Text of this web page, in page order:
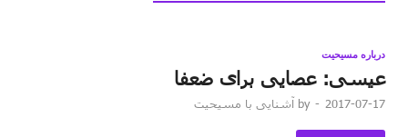
درباره مسیحیت
عیسی: عصایی برای ضعفا
2017-07-17
-
by آشنایی با مسیحیت